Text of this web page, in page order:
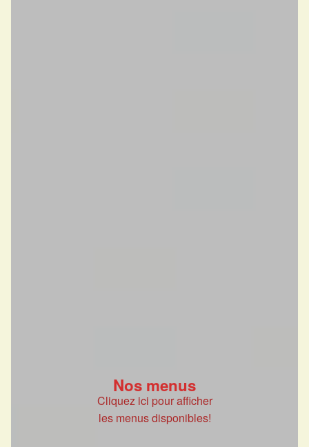
Nos menus
Cliquez ici pour afficher
les menus disponibles!